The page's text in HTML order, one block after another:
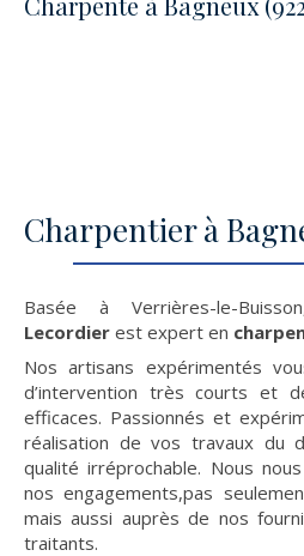
Charpentier à
Basée à Verrières-le-
Lecordier est expert en
Nos artisans expérimentés
d’intervention très courts et
efficaces. Passionnés et
réalisation de vos travaux du
qualité irréprochable. Nous
nos engagements,pas
mais aussi auprès de nos
traitants.